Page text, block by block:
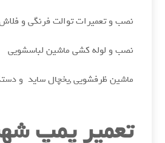
نصب و تعمیرات توالت فرنگی و
نصب و لوله کشی ماشین لباسشویی
ماشین ظرفشویی ,یخچال ساید و
تعمیر پمپ